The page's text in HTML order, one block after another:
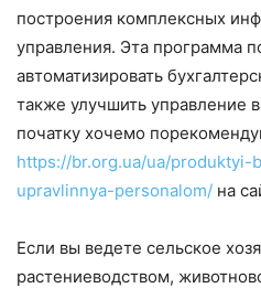
построения комплексных
управления. Эта программа
автоматизировать
также улучшить управление
початку хочемо
https://br.org.ua/ua/produktyi-
upravlinnya-personalom/ на
Если вы ведете сельское
растениеводством,